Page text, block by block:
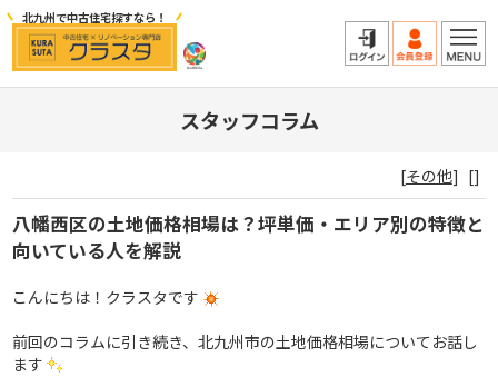
北九州で中古住宅探すなら！
スタッフコラム
[その他] []
八幡西区の土地価格相場は？坪単価・エリア別の特徴と
向いている人を解説
こんにちは！クラスタです
前回のコラムに引き続き、北九州市の土地価格相場についてお話し
ます